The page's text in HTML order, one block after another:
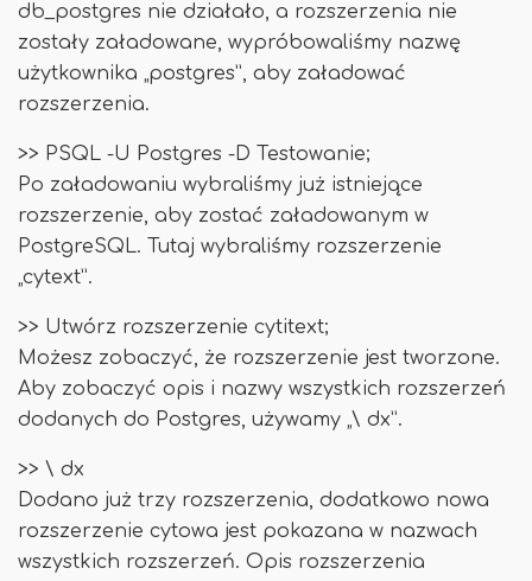
db_postgres nie działało, a rozszerzenia nie
zostały załadowane, wypróbowaliśmy nazwę
użytkownika „postgres”, aby załadować
rozszerzenia.
>> PSQL -U Postgres -D Testowanie;
Po załadowaniu wybraliśmy już istniejące
rozszerzenie, aby zostać załadowanym w
PostgreSQL. Tutaj wybraliśmy rozszerzenie
„cytext”.
>> Utwórz rozszerzenie cytitext;
Możesz zobaczyć, że rozszerzenie jest tworzone.
Aby zobaczyć opis i nazwy wszystkich rozszerzeń
dodanych do Postgres, używamy „\ dx”.
>> \ dx
Dodano już trzy rozszerzenia, dodatkowo nowa
rozszerzenie cytowa jest pokazana w nazwach
wszystkich rozszerzeń. Opis rozszerzenia